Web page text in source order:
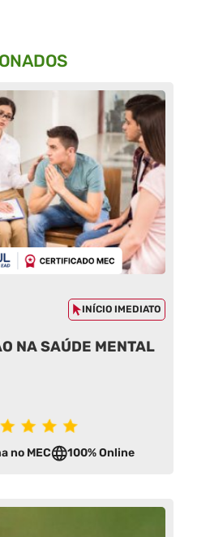
INÍCIO IMEDIATO
NA SAÚDE MENTAL
no MEC 100% Online